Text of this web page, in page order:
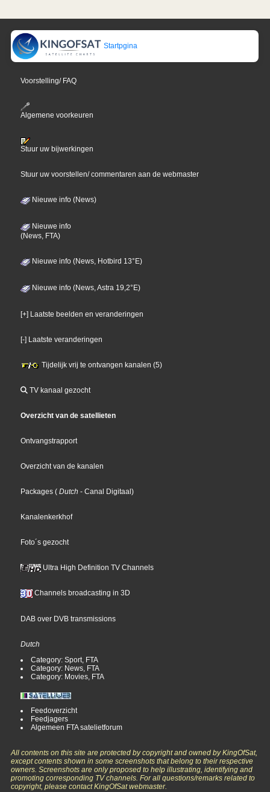
Startpgina
Voorstelling/ FAQ
Algemene voorkeuren
Stuur uw bijwerkingen
Stuur uw voorstellen/ commentaren aan de webmaster
Nieuwe info (News)
Nieuwe info
(News, FTA)
Nieuwe info (News, Hotbird 13°E)
Nieuwe info (News, Astra 19,2°E)
[+] Laatste beelden en veranderingen
[-] Laatste veranderingen
Tijdelijk vrij te ontvangen kanalen (5)
TV kanaal gezocht
Overzicht van de satellieten
Ontvangstrapport
Overzicht van de kanalen
Packages ( Dutch - Canal Digitaal)
Kanalenkerkhof
Foto´s gezocht
Ultra High Definition TV Channels
Channels broadcasting in 3D
DAB over DVB transmissions
Dutch
Category: Sport, FTA
Category: News, FTA
Category: Movies, FTA
Feedoverzicht
Feedjagers
Algemeen FTA satelietforum
All contents on this site are protected by copyright and owned by KingOfSat,
except contents shown in some screenshots that belong to their respective
owners. Screenshots are only proposed to help illustrating, identifying and
promoting corresponding TV channels. For all questions/remarks related to
copyright, please contact KingOfSat webmaster.